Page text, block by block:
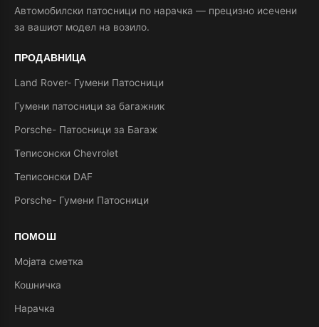
Автомобилски патосници по нарачка — прецизно исечени
за вашиот модел на возило.
ПРОДАВНИЦА
Land Rover- Гумени Патосници
Гумени патосници за багажник
Porsche- Патосници за Багаж
Теписонски Chevrolet
Теписонски DAF
Porsche- Гумени Патосници
ПОМОШ
Мојата сметка
Кошничка
Нарачка